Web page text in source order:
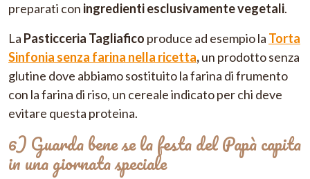
preparati con ingredienti esclusivamente vegetali.
La Pasticceria Tagliafico produce ad esempio la Torta
Sinfonia senza farina nella ricetta,un prodotto senza
glutine dove abbiamo sostituito la farina di frumento
con la farina di riso, un cereale indicato per chi deve
evitare questa proteina.
6) Guarda bene se la festa del Papà capita
in una giornata speciale